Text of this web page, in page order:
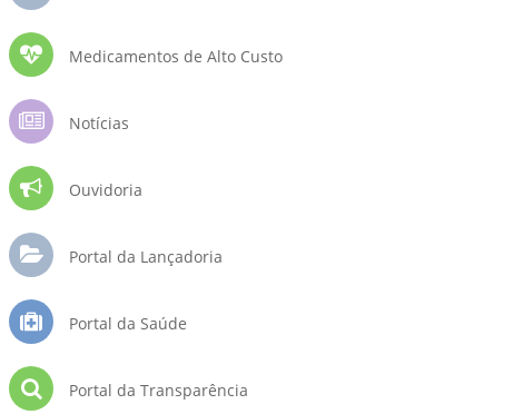
Medicamentos de Alto Custo
Notícias
Ouvidoria
Portal da Lançadoria
Portal da Saúde
Portal da Transparência